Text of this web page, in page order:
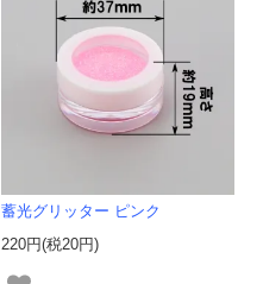
蓄光グリッター ピンク
220円(税20円)